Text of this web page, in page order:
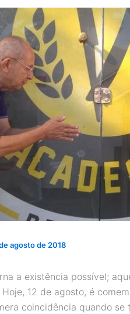
agosto de 2018
a existência possível;
12 de agosto, é
coincidência quando